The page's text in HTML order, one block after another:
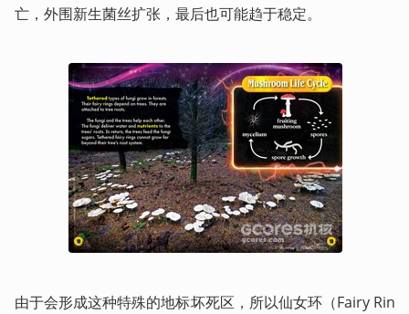
亡，外围新生菌丝扩张，最后也可能趋于稳定。
由于会形成这种特殊的地标坏死区，所以仙女环（Fairy Rin